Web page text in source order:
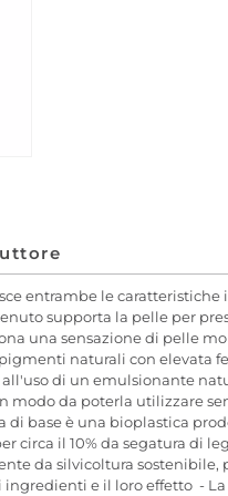
entrambe le caratteristiche
supporta la pelle per
una sensazione di pelle
naturali con elevata
di un emulsionante
da poterla utilizzare
base è una bioplastica
il 10% da segatura di
da silvicoltura
e il loro effetto -